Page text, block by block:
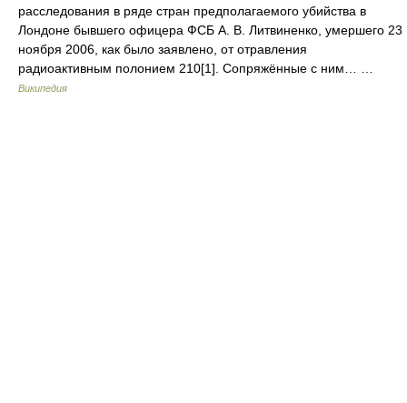
расследования в ряде стран предполагаемого убийства в
Лондоне бывшего офицера ФСБ А. В. Литвиненко, умершего 23
ноября 2006, как было заявлено, от отравления
радиоактивным полонием 210[1]. Сопряжённые с ним… …
Википедия